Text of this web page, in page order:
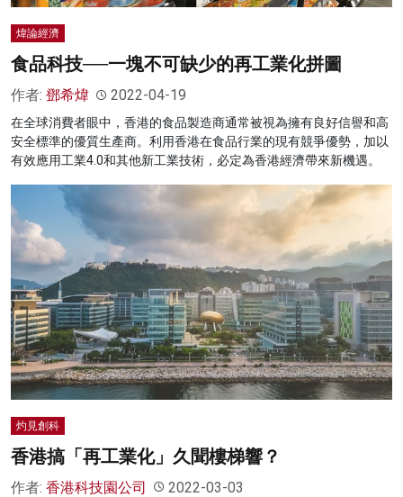
煒論經濟
食品科技──一塊不可缺少的再工業化拼圖
作者: 鄧希煒 2022-04-19
在全球消費者眼中，香港的食品製造商通常被視為擁有良好信譽和高
安全標準的優質生產商。利用香港在食品行業的現有競爭優勢，加以
有效應用工業4.0和其他新工業技術，必定為香港經濟帶來新機遇。
灼見創科
香港搞「再工業化」久聞樓梯響？
作者: 香港科技園公司 2022-03-03